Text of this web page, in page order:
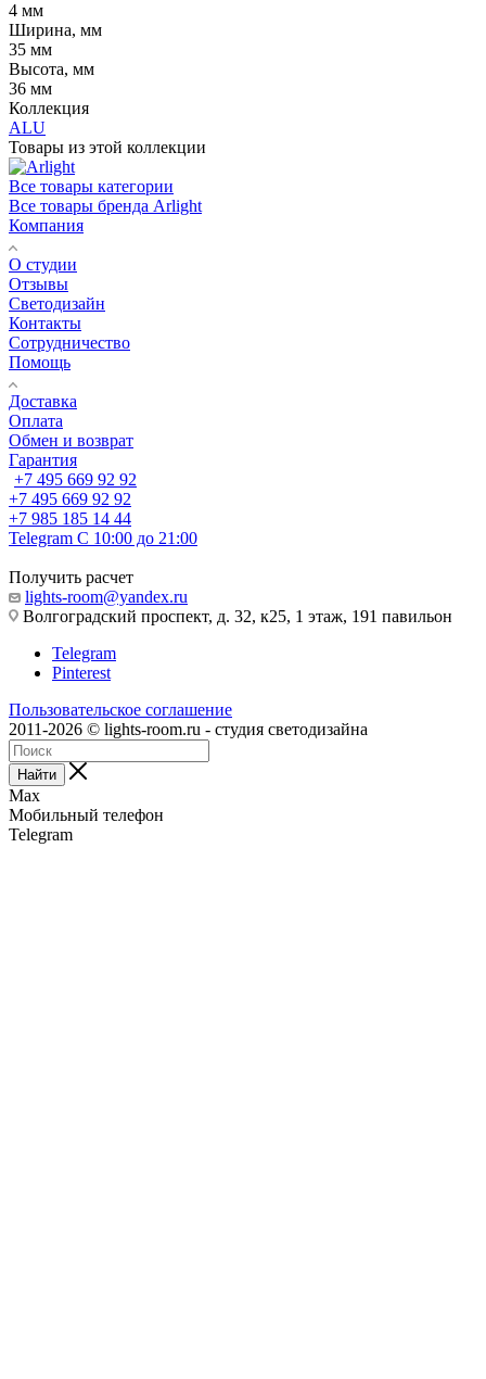
4 мм
Ширина, мм
35 мм
Высота, мм
36 мм
Коллекция
ALU
Товары из этой коллекции
Все товары категории
Все товары бренда Arlight
Компания
О студии
Отзывы
Светодизайн
Контакты
Сотрудничество
Помощь
Доставка
Оплата
Обмен и возврат
Гарантия
+7 495 669 92 92
+7 495 669 92 92
+7 985 185 14 44
Telegram С 10:00 до 21:00
Получить расчет
lights-room@yandex.ru
Волгоградский проспект, д. 32, к25, 1 этаж, 191 павильон
Telegram
Pinterest
Пользовательское соглашение
2011-2026 © lights-room.ru - студия светодизайна
Найти
Max
Мобильный телефон
Telegram